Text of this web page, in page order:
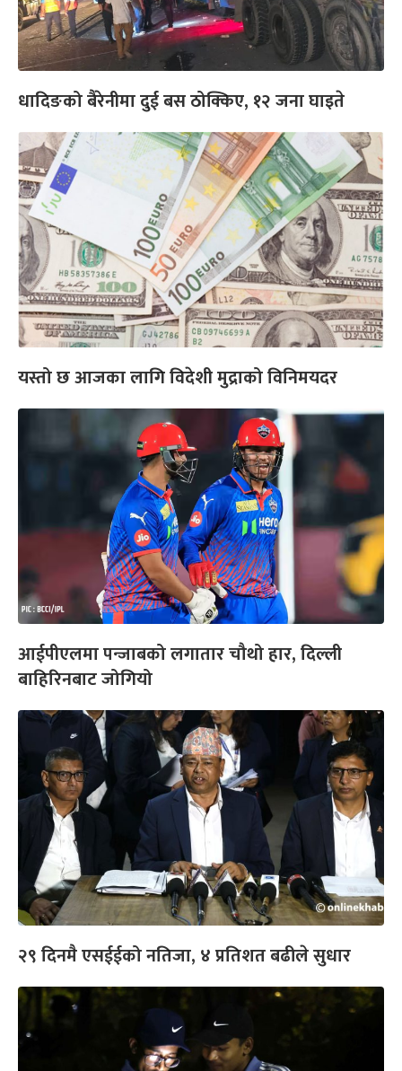
धादिङको बैरेनीमा दुई बस ठोक्किए, १२ जना घाइते
यस्तो छ आजका लागि विदेशी मुद्राको विनिमयदर
आईपीएलमा पन्जाबको लगातार चौथो हार, दिल्ली
बाहिरिनबाट जोगियो
२९ दिनमै एसईईको नतिजा, ४ प्रतिशत बढीले सुधार